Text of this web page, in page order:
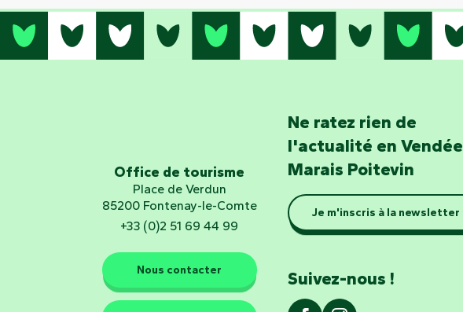
Office de tourisme
Place de Verdun
85200 Fontenay-le-Comte
+33 (0)2 51 69 44 99
Nous contacter
Ne ratez rien de
l'actualité en Vendée
Marais Poitevin
Je m'inscris à la newsletter
Suivez-nous !